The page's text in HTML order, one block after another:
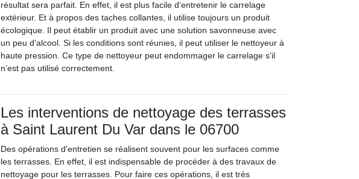
résultat sera parfait. En effet, il est plus facile d’entretenir le carrelage
extérieur. Et à propos des taches collantes, il utilise toujours un produit
écologique. Il peut établir un produit avec une solution savonneuse avec
un peu d’alcool. Si les conditions sont réunies, il peut utiliser le nettoyeur à
haute pression. Ce type de nettoyeur peut endommager le carrelage s’il
n’est pas utilisé correctement.
Les interventions de nettoyage des terrasses
à Saint Laurent Du Var dans le 06700
Des opérations d'entretien se réalisent souvent pour les surfaces comme
les terrasses. En effet, il est indispensable de procéder à des travaux de
nettoyage pour les terrasses. Pour faire ces opérations, il est très